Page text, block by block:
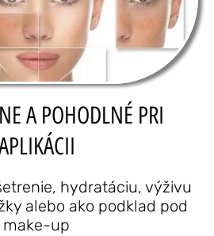
A POHODLNÉ PRI
hydratáciu, výživu
alebo ako podklad pod
make-up